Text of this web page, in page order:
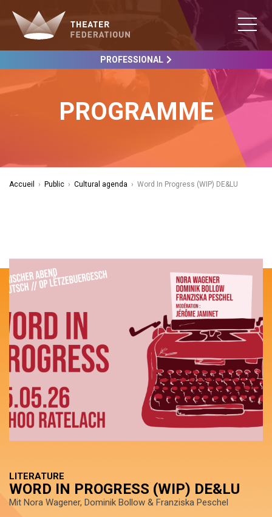
PROFESSIONAL
PROGRAMME
Accueil › Public › Cultural agenda › Word In Progress (WIP) DE&LU
LITERATURE
WORD IN PROGRESS (WIP) DE&LU
Mit Nora Wagener, Dominik Bollow & Franziska Peschel